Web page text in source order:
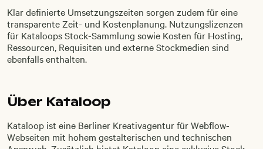
Klar definierte Umsetzungszeiten sorgen zudem für eine
transparente Zeit- und Kostenplanung. Nutzungslizenzen
für Kataloops Stock-Sammlung sowie Kosten für Hosting,
Ressourcen, Requisiten und externe Stockmedien sind
ebenfalls enthalten.
Über Kataloop
Kataloop ist eine Berliner Kreativagentur für Webflow-
Webseiten mit hohem gestalterischen und technischen